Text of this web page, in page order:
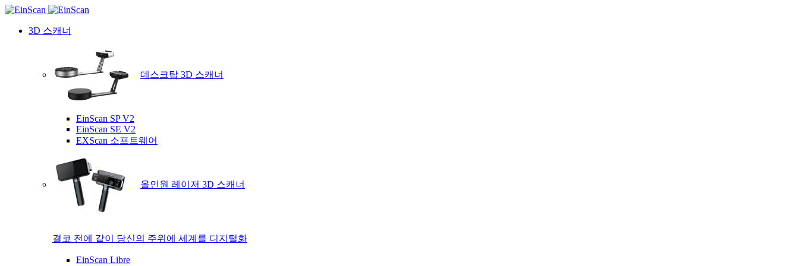
3D 스캐너
데스크탑 3D 스캐너
EinScan SP V2
EinScan SE V2
EXScan 소프트웨어
올인원 레이저 3D 스캐너
결코 전에 같이 당신의 주위에 세계를 디지털화
EinScan Libre